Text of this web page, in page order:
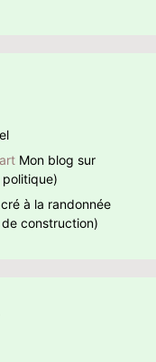
Mon blog sur
à la randonnée
construction)